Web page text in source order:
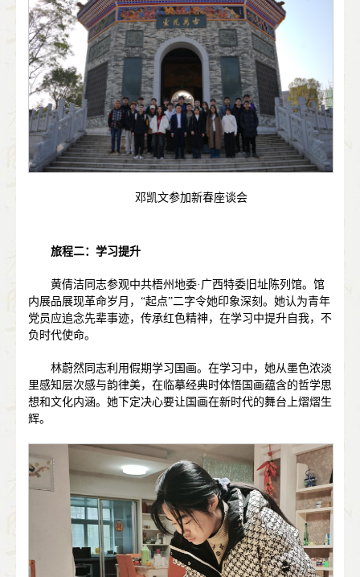
邓凯文参加新春座谈会
旅程二：学习提升
黄倩洁同志参观中共梧州地委·广西特委旧址陈列馆。馆
内展品展现革命岁月，“起点”二字令她印象深刻。她认为青年
党员应追念先辈事迹，传承红色精神，在学习中提升自我，不
负时代使命。
林蔚然同志利用假期学习国画。在学习中，她从墨色浓淡
里感知层次感与韵律美，在临摹经典时体悟国画蕴含的哲学思
想和文化内涵。她下定决心要让国画在新时代的舞台上熠熠生
辉。